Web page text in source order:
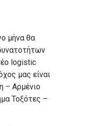
μήνα θα
logistic
μας είναι
– Αρμένιο
Τοξότες –